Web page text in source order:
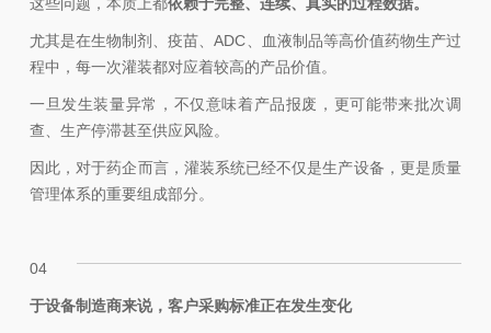
尤其是在生物制剂、疫苗、ADC、血液制品等高价值药物生产过
程中，每一次灌装都对应着较高的产品价值。
一旦发生装量异常，不仅意味着产品报废，更可能带来批次调
查、生产停滞甚至供应风险。
因此，对于药企而言，灌装系统已经不仅是生产设备，更是质量
管理体系的重要组成部分。
04
于设备制造商来说，客户采购标准正在发生变化